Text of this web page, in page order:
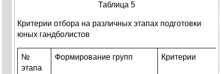
Таблица 5
Критерии отбора на различных этапах подготовки
юных гандболистов
№
этапа
Формирование групп Критерии